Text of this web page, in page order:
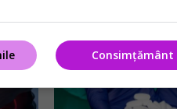
Consimțământ